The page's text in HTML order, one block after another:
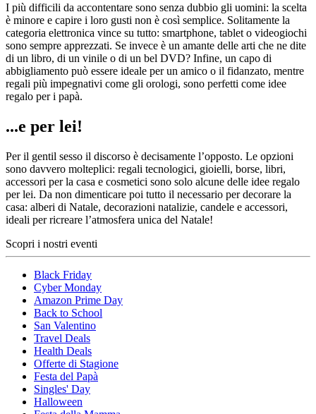
I più difficili da accontentare sono senza dubbio gli uomini: la scelta
è minore e capire i loro gusti non è così semplice. Solitamente la
categoria elettronica vince su tutto: smartphone, tablet o videogiochi
sono sempre apprezzati. Se invece è un amante delle arti che ne dite
di un libro, di un vinile o di un bel DVD? Infine, un capo di
abbigliamento può essere ideale per un amico o il fidanzato, mentre
regali più impegnativi come gli orologi, sono perfetti come idee
regalo per i papà.
...e per lei!
Per il gentil sesso il discorso è decisamente l’opposto. Le opzioni
sono davvero molteplici: regali tecnologici, gioielli, borse, libri,
accessori per la casa e cosmetici sono solo alcune delle idee regalo
per lei. Da non dimenticare poi tutto il necessario per decorare la
casa: alberi di Natale, decorazioni natalizie, candele e accessori,
ideali per ricreare l’atmosfera unica del Natale!
Scopri i nostri eventi
Black Friday
Cyber Monday
Amazon Prime Day
Back to School
San Valentino
Travel Deals
Health Deals
Offerte di Stagione
Festa del Papà
Singles' Day
Halloween